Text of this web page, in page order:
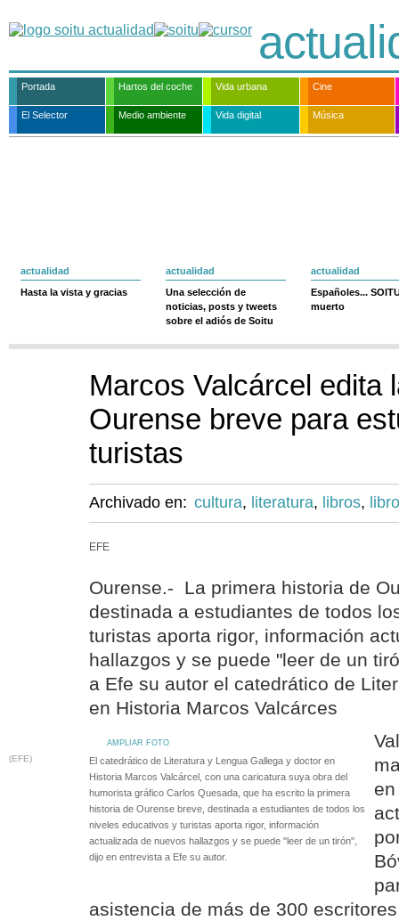
Portada Hartos del coche Vida urbana Cine
El Selector Medio ambiente Vida digital Música
actualidad
Hasta la vista y gracias
actualidad
Una selección de
noticias, posts y tweets
sobre el adiós de Soitu
actualidad
Españoles...
muerto
Marcos Valcárcel edita
Ourense breve para
turistas
Archivado en: cultura, literatura, libros,
EFE
Ourense.- La primera historia de
destinada a estudiantes de todos
turistas aporta rigor, información
hallazgos y se puede "leer de un
a Efe su autor el catedrático de
en Historia Marcos Valcárces
AMPLIAR FOTO
(EFE)
El catedrático de Literatura y Lengua Gallega y doctor en
Historia Marcos Valcárcel, con una caricatura suya obra del
humorista gráfico Carlos Quesada, que ha escrito la primera
historia de Ourense breve, destinada a estudiantes de todos los
niveles educativos y turistas aporta rigor, información
actualizada de nuevos hallazgos y se puede "leer de un tirón",
dijo en entrevista a Efe su autor.
asistencia de más de 300